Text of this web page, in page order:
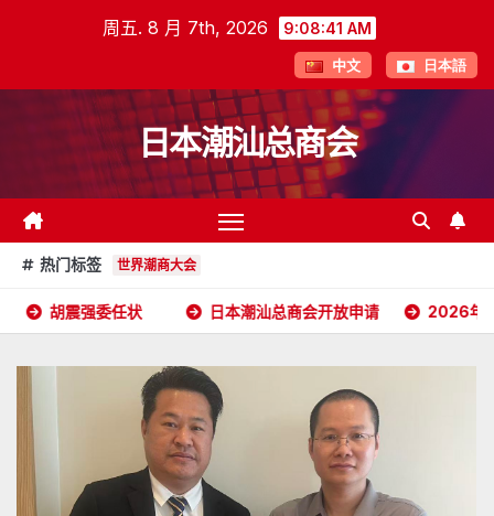
周五. 8 月 7th, 2026 9:08:42 AM
中文 日本語
日本潮汕总商会
热门标签 世界潮商大会
日本潮汕总商会开放申请 2026年5月16日杭州潮汕商会